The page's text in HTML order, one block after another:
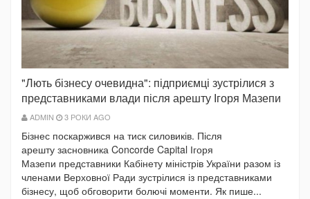
"Лють бізнесу очевидна": підприємці зустрілися з
представниками влади після арешту Ігоря Мазепи
ADMIN 3 РОКИ AGO
Бізнес поскаржився на тиск силовиків. Після
арешту засновника Concorde Capital Ігоря
Мазепи представники Кабінету міністрів України разом із
членами Верховної Ради зустрілися із представниками
бізнесу, щоб обговорити болючі моменти. Як пише...